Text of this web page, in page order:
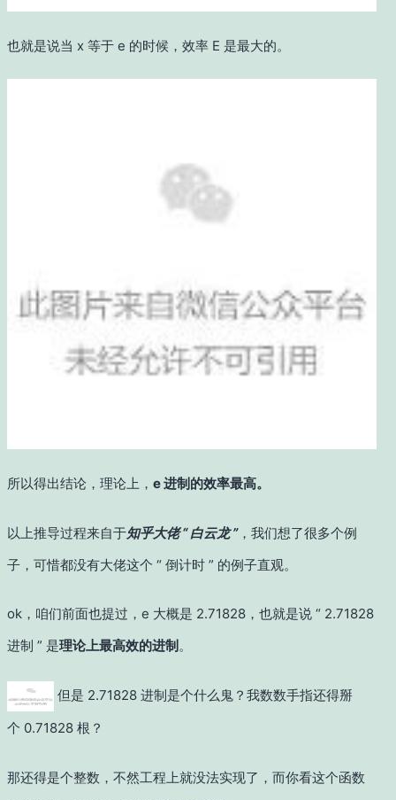
也就是说当 x 等于 e 的时候，效率 E 是最大的。
所以得出结论，理论上， e 进制的效率最高。
以上推导过程来自于知乎大佬 “ 白云龙 ”，我们想了很多个例
子，可惜都没有大佬这个 “ 倒计时 ” 的例子直观。
ok，咱们前面也提过，e 大概是 2.71828，也就是说 “ 2.71828
进制 ” 是理论上最高效的进制 。
但是 2.71828 进制是个什么鬼？我数数手指还得掰
个 0.71828 根？
那还得是个整数，不然工程上就没法实现了，而你看这个函数